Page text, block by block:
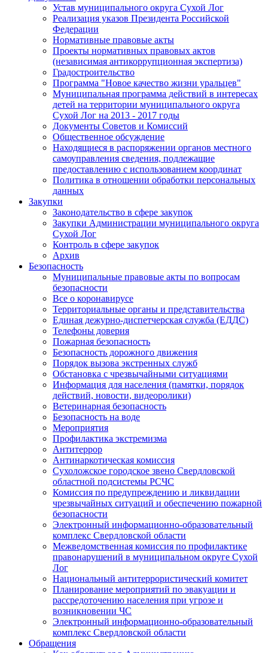
Устав муниципального округа Сухой Лог
Реализация указов Президента Российской
Федерации
Нормативные правовые акты
Проекты нормативных правовых актов
(независимая антикоррупционная экспертиза)
Градостроительство
Программа "Новое качество жизни уральцев"
Муниципальная программа действий в интересах
детей на территории муниципального округа
Сухой Лог на 2013 - 2017 годы
Документы Советов и Комиссий
Общественное обсуждение
Находящиеся в распоряжении органов местного
самоуправления сведения, подлежащие
предоставлению с использованием координат
Политика в отношении обработки персональных
данных
Закупки
Законодательство в сфере закупок
Закупки Администрации муниципального округа
Сухой Лог
Контроль в сфере закупок
Архив
Безопасность
Муниципальные правовые акты по вопросам
безопасности
Все о коронавирусе
Территориальные органы и представительства
Единая дежурно-диспетчерская служба (ЕДДС)
Телефоны доверия
Пожарная безопасность
Безопасность дорожного движения
Порядок вызова экстренных служб
Обстановка с чрезвычайными ситуациями
Информация для населения (памятки, порядок
действий, новости, видеоролики)
Ветеринарная безопасность
Безопасность на воде
Мероприятия
Профилактика экстремизма
Антитеррор
Антинаркотическая комиссия
Сухоложское городское звено Свердловской
областной подсистемы РСЧС
Комиссия по предупреждению и ликвидации
чрезвычайных ситуаций и обеспечению пожарной
безопасности
Электронный информационно-образовательный
комплекс Cвердловской области
Межведомственная комиссия по профилактике
правонарушений в муниципальном округе Сухой
Лог
Национальный антитеррористический комитет
Планирование мероприятий по эвакуации и
рассредоточению населения при угрозе и
возникновении ЧС
Электронный информационно-образовательный
комплекс Свердловской области
Обращения